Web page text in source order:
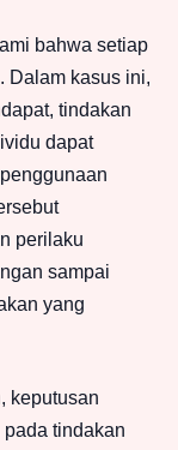
bahwa setiap
Dalam kasus ini,
tindakan
dapat
perilaku
sampai
yang
keputusan
tindakan